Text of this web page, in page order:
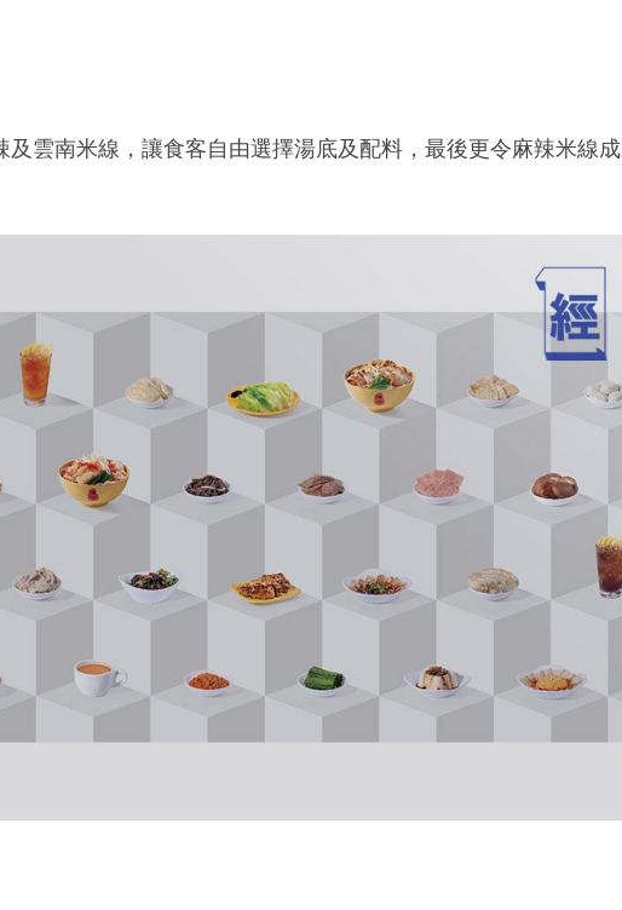
雲南米線，讓食客自由選擇湯底及配料，最後更令麻辣米線成